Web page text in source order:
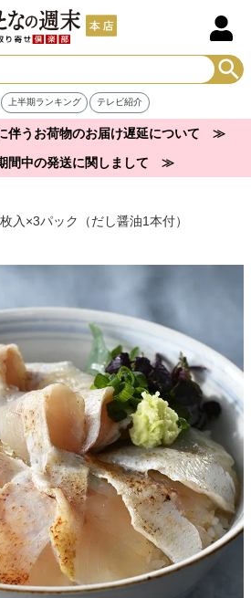
上半期ランキング テレビ紹介
伴うお荷物のお届け遅延について ≫
期間中の発送に関しまして ≫
入×3パック（だし醤油1本付）